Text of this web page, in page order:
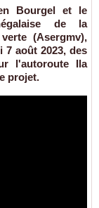
Bourgel et le
de la
(Asergmv),
7 août 2023, des
l'autoroute Ila
projet.